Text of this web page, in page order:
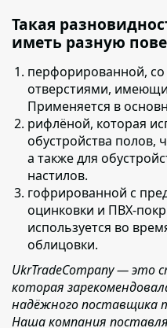
Такая
иметь разную
перфорированной,
отверстиями,
Применяется в
рифлёной, которая
обустройства полов,
а также для
настилов.
гофрированной с
оцинковки и ПВХ-
используется во
облицовки.
UkrTradeCompany — это
которая
надёжного поставщика
Наша компания